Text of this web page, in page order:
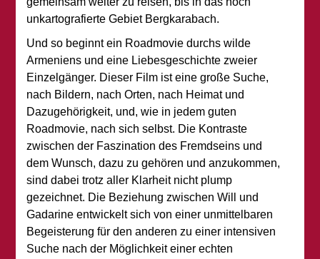
unkartografierte Gebiet Bergkarabach.
Und so beginnt ein Roadmovie durchs wilde
Armeniens und eine Liebesgeschichte zweier
Einzelgänger. Dieser Film ist eine große Suche,
nach Bildern, nach Orten, nach Heimat und
Dazugehörigkeit, und, wie in jedem guten
Roadmovie, nach sich selbst. Die Kontraste
zwischen der Faszination des Fremdseins und
dem Wunsch, dazu zu gehören und anzukommen,
sind dabei trotz aller Klarheit nicht plump
gezeichnet. Die Beziehung zwischen Will und
Gadarine entwickelt sich von einer unmittelbaren
Begeisterung für den anderen zu einer intensiven
Suche nach der Möglichkeit einer echten